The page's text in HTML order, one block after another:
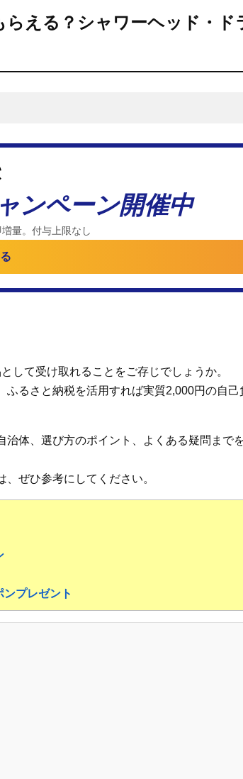
らえる？シャワーヘッド・ド
ンペーン開催中
量。付与上限なし
して受け取れることをご存じでしょうか。
るさと納税を活用すれば実質2,000円の自己
体、選び方のポイント、よくある疑問まで
ぜひ参考にしてください。
プレゼント